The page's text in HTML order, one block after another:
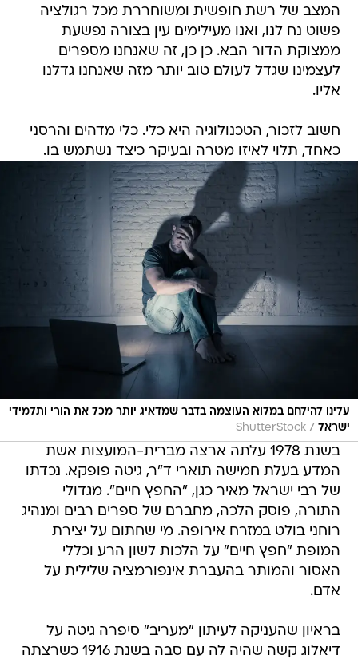
המצב של רשת חופשית ומשוחררת מכל רגולציה
פשוט נח לנו, ואנו מעילימים עין בצורה נפשעת
ממצוקת הדור הבא. כן כן, זה שאנחנו מספרים
לעצמינו שגדל לעולם טוב יותר מזה שאנחנו גדלנו
אליו.
חשוב לזכור, הטכנולוגיה היא כלי. כלי מדהים והרסני
כאחד, תלוי לאיזו מטרה ובעיקר כיצד נשתמש בו.
עלינו להילחם במלוא העוצמה בדבר שמדאיג יותר מכל את הורי ותלמידי
ישראל /
ShutterStock
בשנת 1978 עלתה ארצה מברית-המועצות אשת
המדע בעלת חמישה תוארי ד"ר, גיטה פופקא. נכדתו
של רבי ישראל מאיר כגן, "החפץ חיים". מגדולי
התורה, פוסק הלכה, מחברם של ספרים רבים ומנהיג
רוחני בולט במזרח אירופה. מי שחתום על יצירת
המופת "חפץ חיים" על הלכות לשון הרע וכללי
האסור והמותר בהעברת אינפורמציה שלילית על
אדם.
בראיון שהעניקה לעיתון "מעריב" סיפרה גיטה על
דיאלוג קשה שהיה לה עם סבה בשנת 1916 כשרצתה